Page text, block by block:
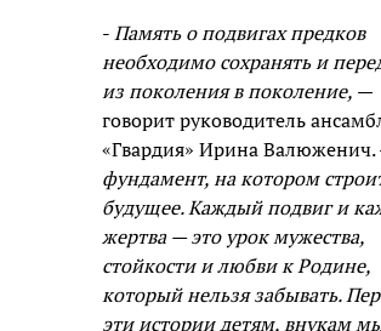
-Память о подвигах предков
необходимо сохранять и
из поколения в поколение, —
говорит руководитель
«Гвардия» Ирина
фундамент, на котором
будущее. Каждый подвиг и
жертва — это урок мужества,
стойкости и любви к Родине,
который нельзя забывать.
эти истории детям, внукам